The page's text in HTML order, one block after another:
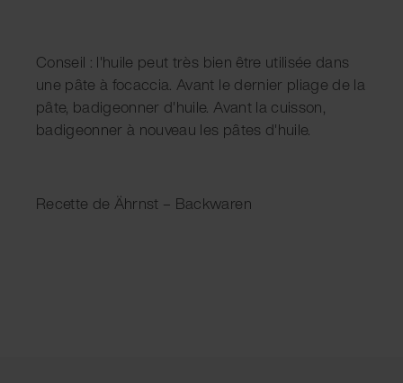
Conseil : l'huile peut très bien être utilisée dans
une pâte à focaccia. Avant le dernier pliage de la
pâte, badigeonner d'huile. Avant la cuisson,
badigeonner à nouveau les pâtes d'huile.
Recette de Ährnst – Backwaren